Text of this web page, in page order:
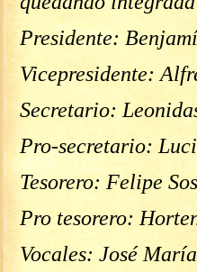
Presidente:
Vicepresidente:
Secretario:
Pro-secretario:
Tesorero: Felipe
Pro tesorero:
Vocales: José